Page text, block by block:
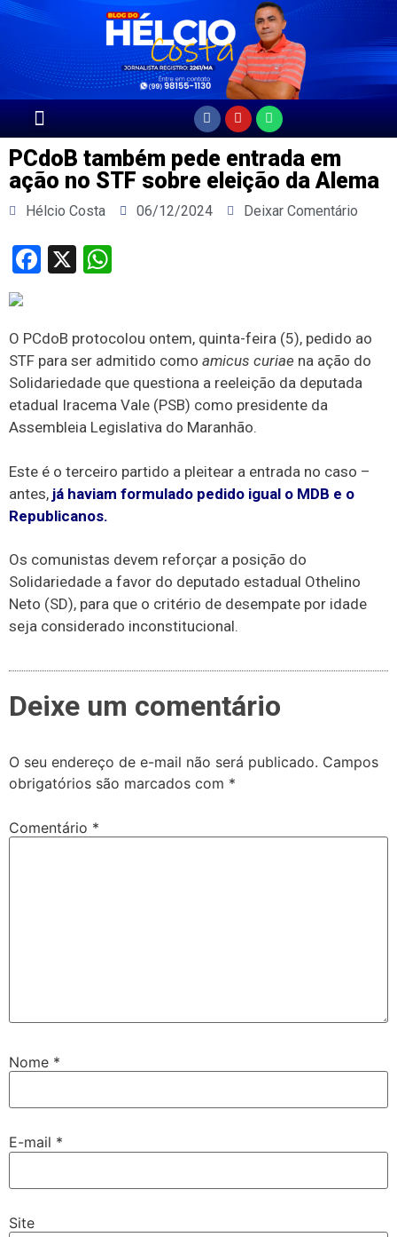
PCdoB também pede entrada em
ação no STF sobre eleição da Alema
Hélcio Costa 06/12/2024 Deixar Comentário
Facebook
X
O PCdoB protocolou ontem, quinta-feira (5), pedido ao
STF para ser admitido como amicus curiae na ação do
Solidariedade que questiona a reeleição da deputada
etadual Iracema Vale (PSB) como presidente da
Assembleia Legislativa do Maranhão.
Este é o terceiro partido a pleitear a entrada no caso –
antes, já haviam formulado pedido igual o MDB e o
Republicanos.
Os comunistas devem reforçar a posição do
Solidariedade a favor do deputado estadual Othelino
Neto (SD), para que o critério de desempate por idade
seja considerado inconstitucional.
Deixe um comentário
O seu endereço de e-mail não será publicado. Campos
obrigatórios são marcados com *
Comentário *
Nome *
E-mail *
Site